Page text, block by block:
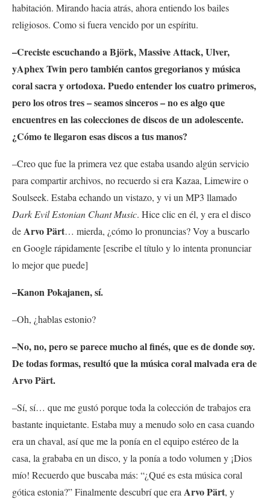
habitación. Mirando hacia atrás, ahora entiendo los bailes
religiosos. Como si fuera vencido por un espíritu.
–Creciste escuchando a Björk, Massive Attack, Ulver,
yAphex Twin pero también cantos gregorianos y música
coral sacra y ortodoxa. Puedo entender los cuatro primeros,
pero los otros tres – seamos sinceros – no es algo que
encuentres en las colecciones de discos de un adolescente.
¿Cómo te llegaron esas discos a tus manos?
–Creo que fue la primera vez que estaba usando algún servicio
para compartir archivos, no recuerdo si era Kazaa, Limewire o
Soulseek. Estaba echando un vistazo, y vi un MP3 llamado
Dark Evil Estonian Chant Music. Hice clic en él, y era el disco
deArvo Pärt… mierda, ¿cómo lo pronuncias? Voy a buscarlo
en Google rápidamente [escribe el título y lo intenta pronunciar
lo mejor que puede]
–Kanon Pokajanen, sí.
–Oh, ¿hablas estonio?
–No, no, pero se parece mucho al finés, que es de donde soy.
De todas formas, resultó que la música coral malvada era de
Arvo Pärt.
–Sí, sí… que me gustó porque toda la colección de trabajos era
bastante inquietante. Estaba muy a menudo solo en casa cuando
era un chaval, así que me la ponía en el equipo estéreo de la
casa, la grababa en un disco, y la ponía a todo volumen y ¡Dios
mío! Recuerdo que buscaba más: “¿Qué es esta música coral
gótica estonia?” Finalmente descubrí que era Arvo Pärt, y